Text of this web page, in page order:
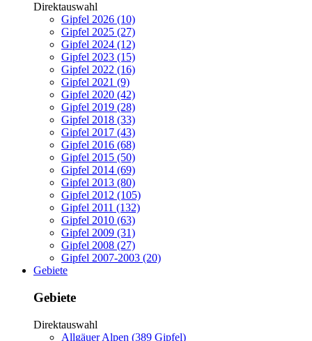
Direktauswahl
Gipfel 2026 (10)
Gipfel 2025 (27)
Gipfel 2024 (12)
Gipfel 2023 (15)
Gipfel 2022 (16)
Gipfel 2021 (9)
Gipfel 2020 (42)
Gipfel 2019 (28)
Gipfel 2018 (33)
Gipfel 2017 (43)
Gipfel 2016 (68)
Gipfel 2015 (50)
Gipfel 2014 (69)
Gipfel 2013 (80)
Gipfel 2012 (105)
Gipfel 2011 (132)
Gipfel 2010 (63)
Gipfel 2009 (31)
Gipfel 2008 (27)
Gipfel 2007-2003 (20)
Gebiete
Gebiete
Direktauswahl
Allgäuer Alpen (389 Gipfel)